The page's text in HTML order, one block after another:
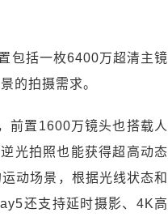
包括一枚6400万超清主镜
的拍摄需求。
前置1600万镜头也搭载人
光拍照也能获得超高动态
动场景，根据光线状态和
还支持延时摄影、4K高